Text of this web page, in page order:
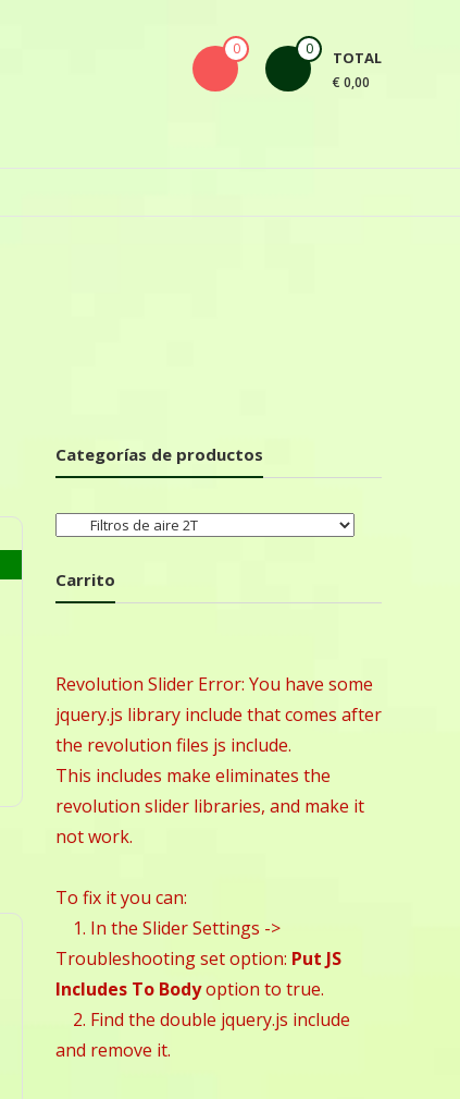
0 0 TOTAL
€ 0,00
Categorías de productos
Carrito
Revolution Slider Error: You have some
jquery.js library include that comes after
the revolution files js include.
This includes make eliminates the
revolution slider libraries, and make it
not work.
To fix it you can:
1. In the Slider Settings ->
Troubleshooting set option: Put JS
Includes To Bodyoption to true.
2. Find the double jquery.js include
and remove it.